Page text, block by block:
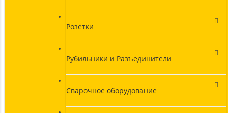
Розетки
Рубильники и Разъединители
Сварочное оборудование